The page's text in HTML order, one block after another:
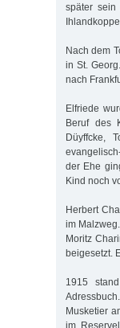
später sein
Nach dem
in St.
nach
Elfriede
Beruf des
Düyffcke,
der Ehe
Kind noch
Herbert
im
Moritz
beigesetzt.
1915
Musketier